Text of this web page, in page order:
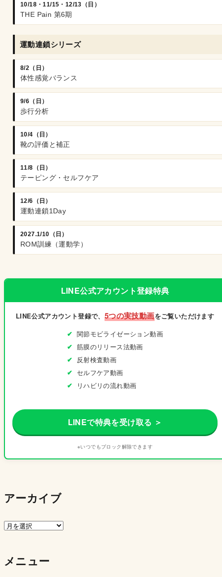
10/18・11/15・12/13（日）
THE Pain 第6期
運動連鎖シリーズ
8/2（日）
体性感覚バランス
9/6（日）
歩行分析
10/4（日）
靴の評価と補正
11/8（日）
テーピング・セルフケア
12/6（日）
運動連鎖1Day
2027.1/10（日）
ROM訓練（運動学）
LINE公式アカウント登録特典
LINE公式アカウント登録で、 5つの実技動画をご覧いただけます
関節モビライゼーション動画
筋膜のリリース法動画
反射検査動画
セルフケア動画
リハビリの流れ動画
LINEで特典を受け取る ＞
※いつでもブロック解除できます
アーカイブ
ア
イ
メニュー